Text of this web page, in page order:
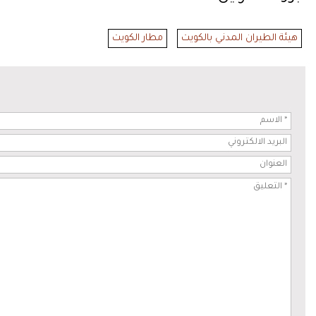
هيئة الطيران المدني بالكويت مطار الكويت